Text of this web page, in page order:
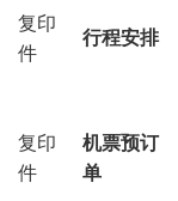
复印
件
行程安排
复印
件
机票预订
单